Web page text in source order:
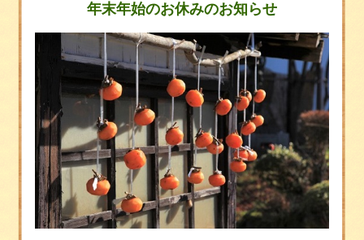
年末年始のお休みのお知らせ